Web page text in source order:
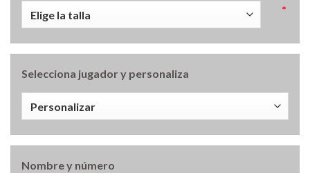
*
Selecciona jugador y personaliza
Nombre y número